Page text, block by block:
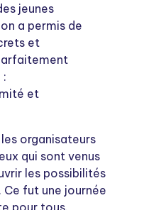
jeunes
a permis de
et
:
et
organisateurs
qui sont venus
les possibilités
fut une journée